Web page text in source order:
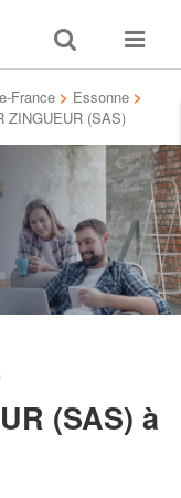
Toggle
search
Toggle
France > Essonne >
ZINGUEUR (SAS)
(SAS) à